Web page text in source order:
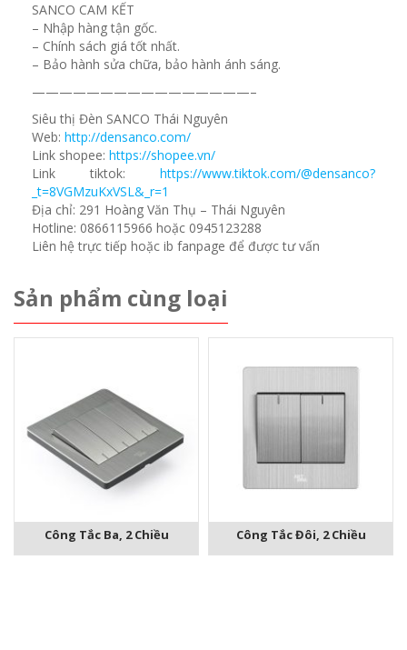
SANCO CAM KẾT
– Nhập hàng tận gốc.
– Chính sách giá tốt nhất.
– Bảo hành sửa chữa, bảo hành ánh sáng.
————————————————–
Siêu thị Đèn SANCO Thái Nguyên
Web: http://densanco.com/
Link shopee: https://shopee.vn/
Link tiktok: https://www.tiktok.com/@densanco?
_t=8VGMzuKxVSL&_r=1
Địa chỉ: 291 Hoàng Văn Thụ – Thái Nguyên
Hotline: 0866115966 hoặc 0945123288
Liên hệ trực tiếp hoặc ib fanpage để được tư vấn
Sản phẩm cùng loại
Công Tắc Ba, 2 Chiều Công Tắc Đôi, 2 Chiều